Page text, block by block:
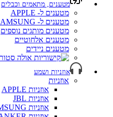
מטענים, מתאמים וכבלים
מטענים ל- APPLE
מטענים ל- SAMSUNG
מטענים מותגים נוספים
מטענים אלחוטיים
מטענים ניידים
אוזניות ושמע
אוזניות
אוזניות APPLE
אוזניות JBL
אוזניות SAMSUNG